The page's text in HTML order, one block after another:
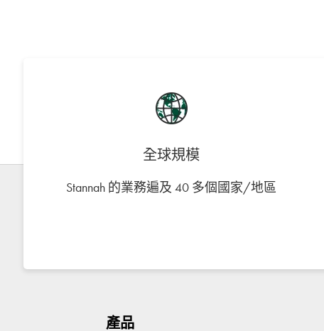
全球規模
Stannah 的業務遍及 40 多個國家/地區
產品